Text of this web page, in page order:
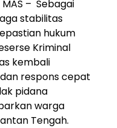
MAS – Sebagai
stabilitas
hukum
Kriminal
kembali
respons cepat
pidana
warga
Tengah.